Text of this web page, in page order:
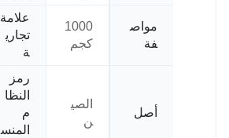
مواص
فة
1000
كجم
علامة
تجاري
ة
أصل
الصي
ن
رمز
النظا
م
المنس